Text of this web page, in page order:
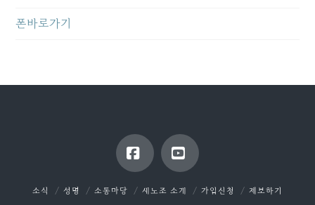
폰바로가기
FacebookYouTube
소식 성명 소통마당 새노조 소개 가입신청 제보하기